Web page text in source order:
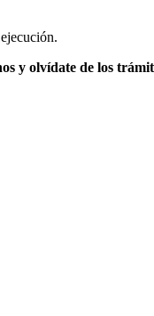
y olvídate de los